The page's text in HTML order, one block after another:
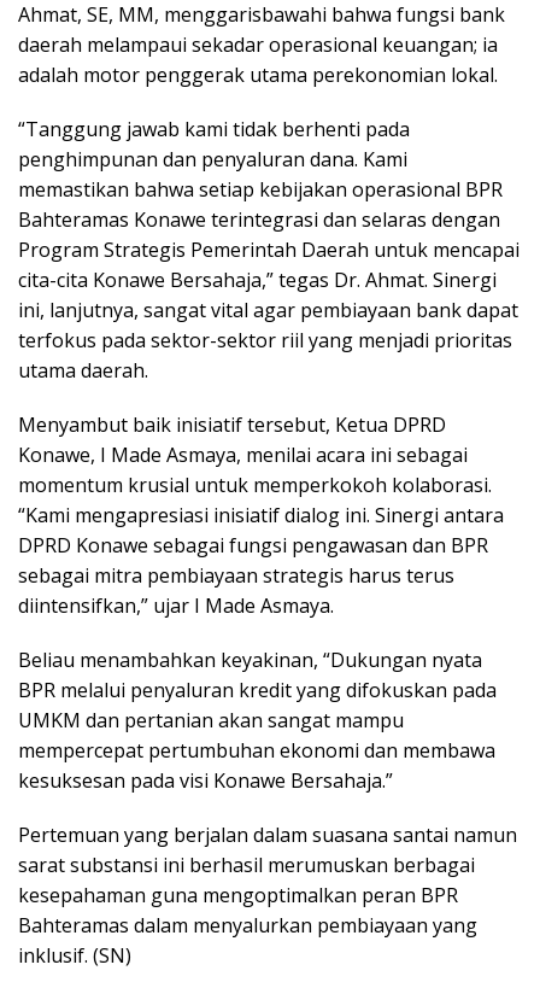
Ahmat, SE, MM, menggarisbawahi bahwa fungsi bank
daerah melampaui sekadar operasional keuangan; ia
adalah motor penggerak utama perekonomian lokal.
“Tanggung jawab kami tidak berhenti pada
penghimpunan dan penyaluran dana. Kami
memastikan bahwa setiap kebijakan operasional BPR
Bahteramas Konawe terintegrasi dan selaras dengan
Program Strategis Pemerintah Daerah untuk mencapai
cita-cita Konawe Bersahaja,” tegas Dr. Ahmat. Sinergi
ini, lanjutnya, sangat vital agar pembiayaan bank dapat
terfokus pada sektor-sektor riil yang menjadi prioritas
utama daerah.
Menyambut baik inisiatif tersebut, Ketua DPRD
Konawe, I Made Asmaya, menilai acara ini sebagai
momentum krusial untuk memperkokoh kolaborasi.
“Kami mengapresiasi inisiatif dialog ini. Sinergi antara
DPRD Konawe sebagai fungsi pengawasan dan BPR
sebagai mitra pembiayaan strategis harus terus
diintensifkan,” ujar I Made Asmaya.
Beliau menambahkan keyakinan, “Dukungan nyata
BPR melalui penyaluran kredit yang difokuskan pada
UMKM dan pertanian akan sangat mampu
mempercepat pertumbuhan ekonomi dan membawa
kesuksesan pada visi Konawe Bersahaja.”
Pertemuan yang berjalan dalam suasana santai namun
sarat substansi ini berhasil merumuskan berbagai
kesepahaman guna mengoptimalkan peran BPR
Bahteramas dalam menyalurkan pembiayaan yang
inklusif. (SN)